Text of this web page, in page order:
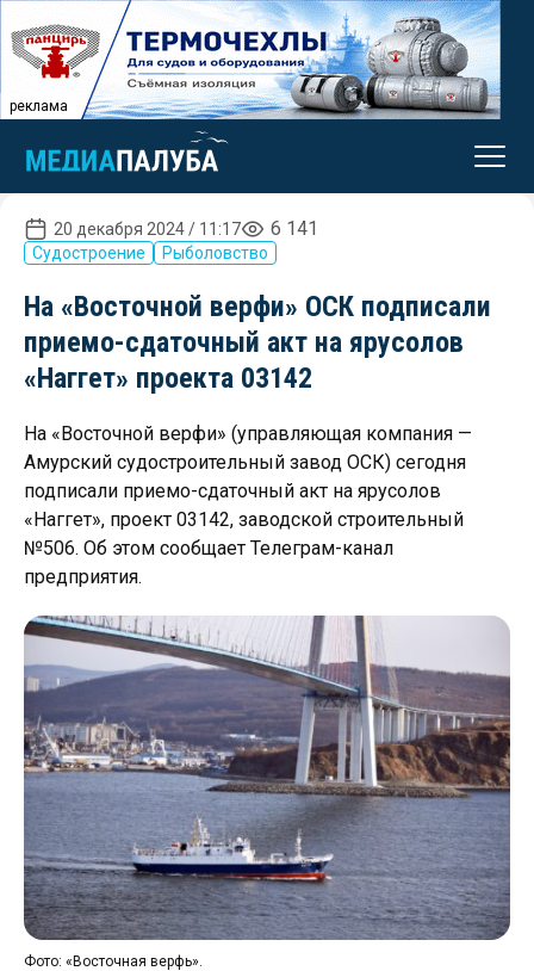
реклама
20 декабря 2024 / 11:17 6 141
Судостроение Рыболовство
На «Восточной верфи» ОСК подписали
приемо-сдаточный акт на ярусолов
«Наггет» проекта 03142
На «Восточной верфи» (управляющая компания —
Амурский судостроительный завод ОСК) сегодня
подписали приемо-сдаточный акт на ярусолов
«Наггет», проект 03142, заводской строительный
№506. Об этом сообщает Телеграм-канал
предприятия.
Фото: «Восточная верфь».